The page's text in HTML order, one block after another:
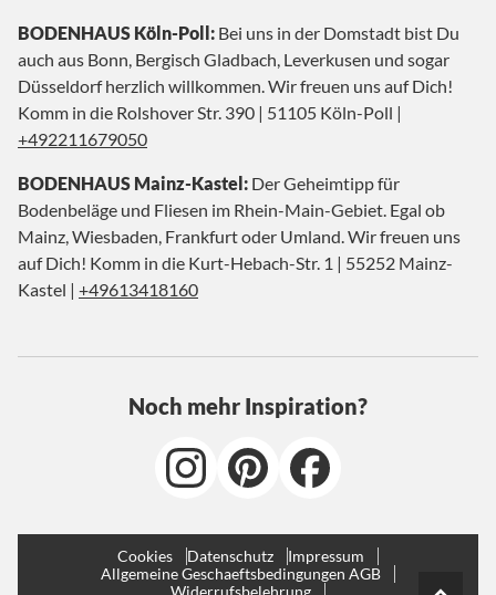
BODENHAUS Köln-Poll: Bei uns in der Domstadt bist Du
auch aus Bonn, Bergisch Gladbach, Leverkusen und sogar
Düsseldorf herzlich willkommen. Wir freuen uns auf Dich!
Komm in die Rolshover Str. 390 | 51105 Köln-Poll |
+492211679050
BODENHAUS Mainz-Kastel: Der Geheimtipp für
Bodenbeläge und Fliesen im Rhein-Main-Gebiet. Egal ob
Mainz, Wiesbaden, Frankfurt oder Umland. Wir freuen uns
auf Dich! Komm in die Kurt-Hebach-Str. 1 | 55252 Mainz-
Kastel | +49613418160
Noch mehr Inspiration?
Cookies Datenschutz
Impressum
Allgemeine Geschaeftsbedingungen AGB
Widerrufsbelehrung